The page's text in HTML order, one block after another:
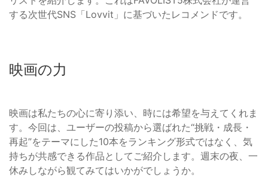
する次世代SNS「Lovvit」に基づいたレコメンドです。
映画の力
映画は私たちの心に寄り添い、時には希望を与えてくれま
す。今回は、ユーザーの投稿から選ばれた“挑戦・成長・
再起”をテーマにした10本をランキング形式ではなく、気
持ちが共感できる作品としてご紹介します。週末の夜、一
休みしながら観てみてはいかがでしょうか。